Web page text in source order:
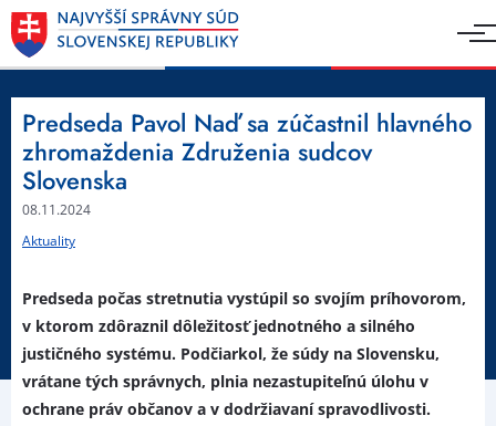
Predseda Pavol Naď sa zúčastnil hlavného
zhromaždenia Združenia sudcov
Slovenska
08.11.2024
Aktuality
Predseda počas stretnutia vystúpil so svojím príhovorom,
v ktorom zdôraznil dôležitosť jednotného a silného
justičného systému. Podčiarkol, že súdy na Slovensku,
vrátane tých správnych, plnia nezastupiteľnú úlohu v
ochrane práv občanov a v dodržiavaní spravodlivosti.